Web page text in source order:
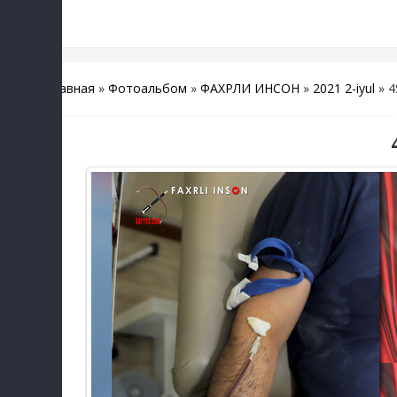
Главная » Фотоальбом » ФАХРЛИ ИНСОН » 2021 2-iyul »